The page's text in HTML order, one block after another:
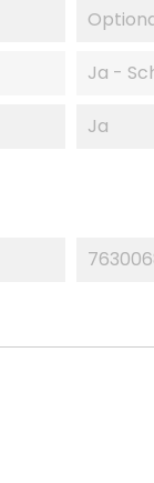
Ja -
Ja